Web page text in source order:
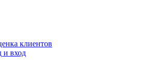
клиентов
и вход